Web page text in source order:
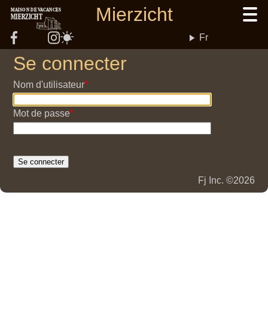
Aller
contenu
principal
MIERZICHT
MAISON DE VACANCES Mierzicht
Fr
Se connecter
Nom d'utilisateur
Mot de passe
Fj Inc. ©2026